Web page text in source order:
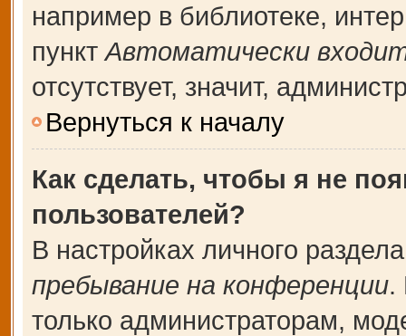
например в библиотеке,
пунктАвтоматически
отсутствует, значит,
Вернуться к началу
Как сделать, чтобы я не
пользователей?
В настройках личного
пребывание на конференции.
только администраторам,